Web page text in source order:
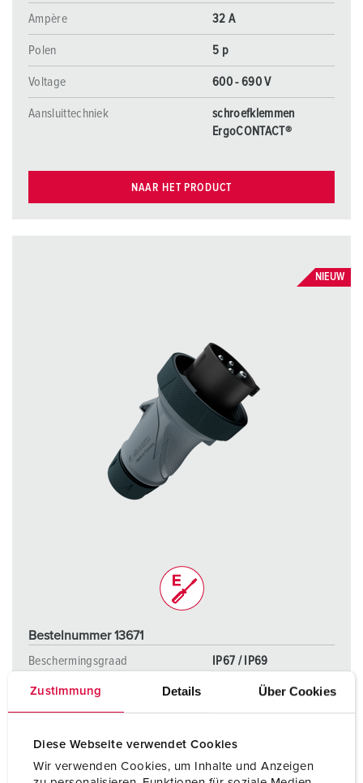
Zustimmung Details Über Cookies
Diese Webseite verwendet Cookies
Wir verwenden Cookies, um Inhalte und Anzeigen
Ampère 32 A
Polen 5 p
Voltage 600 - 690 V
Aansluittechniek
schroefklemmen
ErgoCONTACT®
NAAR HET PRODUCT
NIEUW
Bestelnummer 13671
Beschermingsgraad
IP67 / IP69
Ampère